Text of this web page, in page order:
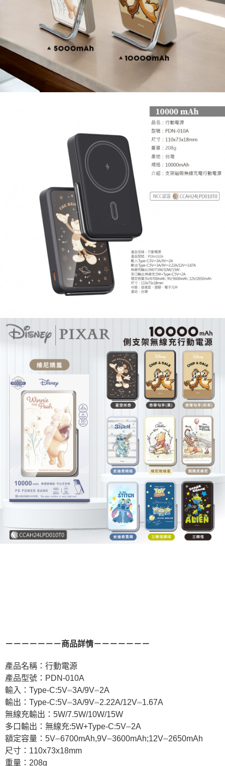
－－－－－－－商品詳情－－－－－－－
產品名稱：行動電源
產品型號：PDN-010A
輸入：Type-C:5V⎓3A/9V⎓2A
輸出：Type-C:5V⎓3A/9V⎓2.22A/12V⎓1.67A
無線充輸出：5W/7.5W/10W/15W
多口輸出：無線充:5W+Type-C:5V⎓2A
額定容量：5V⎓6700mAh,9V⎓3600mAh;12V⎓2650mAh
尺寸：110x73x18mm
重量：208g